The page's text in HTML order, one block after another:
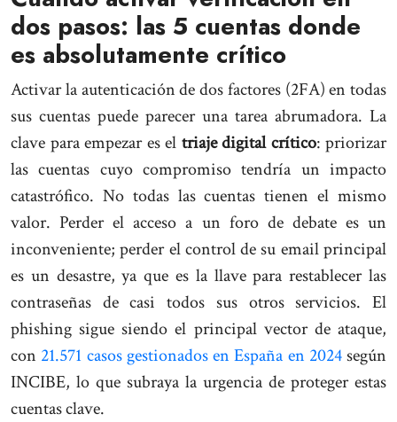
dos pasos: las 5 cuentas donde
es absolutamente crítico
Activar la autenticación de dos factores (2FA) en todas
sus cuentas puede parecer una tarea abrumadora. La
clave para empezar es el triaje digital crítico: priorizar
las cuentas cuyo compromiso tendría un impacto
catastrófico. No todas las cuentas tienen el mismo
valor. Perder el acceso a un foro de debate es un
inconveniente; perder el control de su email principal
es un desastre, ya que es la llave para restablecer las
contraseñas de casi todos sus otros servicios. El
phishing sigue siendo el principal vector de ataque,
con 21.571 casos gestionados en España en 2024según
INCIBE, lo que subraya la urgencia de proteger estas
cuentas clave.